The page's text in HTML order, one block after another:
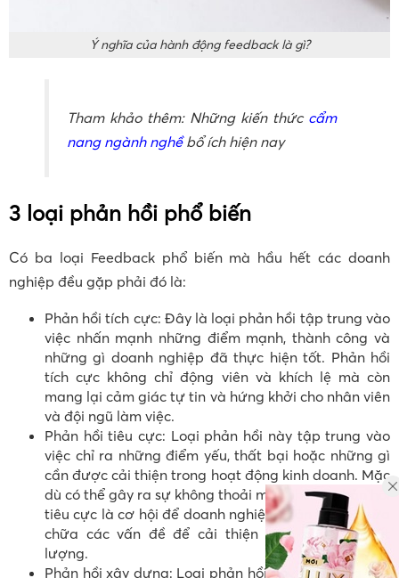
Ý nghĩa của hành động feedback là gì?
Tham khảo thêm: Những kiến thức cẩm
nang ngành nghềbổ ích hiện nay
3 loại phản hồi phổ biến
Có ba loại Feedback phổ biến mà hầu hết các doanh
nghiệp đều gặp phải đó là:
Phản hồi tích cực: Đây là loại phản hồi tập trung vào
việc nhấn mạnh những điểm mạnh, thành công và
những gì doanh nghiệp đã thực hiện tốt. Phản hồi
tích cực không chỉ động viên và khích lệ mà còn
mang lại cảm giác tự tin và hứng khởi cho nhân viên
và đội ngũ làm việc.
Phản hồi tiêu cực: Loại phản hồi này tập trung vào
việc chỉ ra những điểm yếu, thất bại hoặc những gì
cần được cải thiện trong hoạt động kinh doanh. Mặc
dù có thể gây ra sự không thoải mái, nhưng phản hồi
tiêu cực là cơ hội để doanh nghiệp nhận biết và sửa
chữa các vấn đề để cải thiện hiệu suất và chất
lượng.
Phản hồi xây dựng: Loại phản hồi này tập trung vào